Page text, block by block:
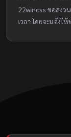
22wincss ขอสงว
เวลา โดยจะแจ้ง